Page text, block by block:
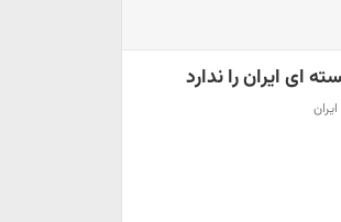
ای ایران را ندارد